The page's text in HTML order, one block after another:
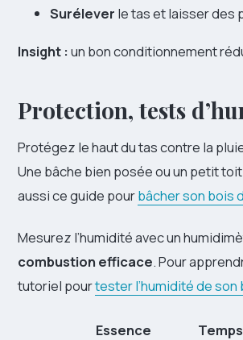
Surélever le tas et laisser des
Insight : un bon conditionnement
Protection, tests
Protégez le haut du tas contre la
Une bâche bien posée ou un petit
aussi ce guide pourbâcher son bois
Mesurez l’humidité avec un
combustion efficace. Pour
tutoriel pourtester l’humidité de son
Essence